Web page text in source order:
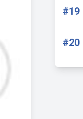
#19
#20